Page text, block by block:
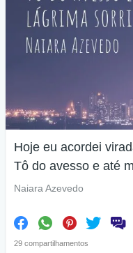
Hoje eu acordei
Tô do avesso e até
Naiara Azevedo
29 compartilhamentos